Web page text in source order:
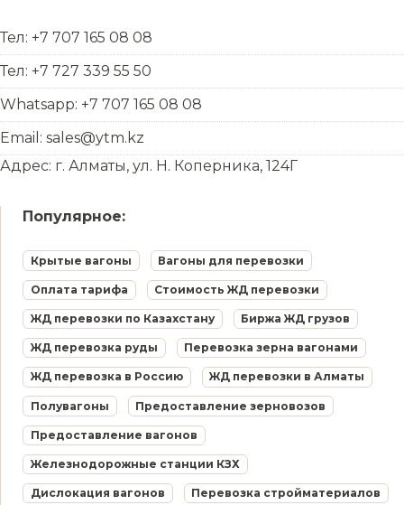
Тел: +7 707 165 08 08
Тел: +7 727 339 55 50
Whatsapp: +7 707 165 08 08
Email: sales@ytm.kz
Адрес: г. Алматы, ул. Н. Коперника, 124Г
Популярное:
Крытые вагоны Вагоны для перевозки
Оплата тарифа Стоимость ЖД перевозки
ЖД перевозки по Казахстану Биржа ЖД грузов
ЖД перевозка руды Перевозка зерна вагонами
ЖД перевозка в Россию ЖД перевозки в Алматы
Полувагоны Предоставление зерновозов
Предоставление вагонов
Железнодорожные станции КЗХ
Дислокация вагонов Перевозка стройматериалов